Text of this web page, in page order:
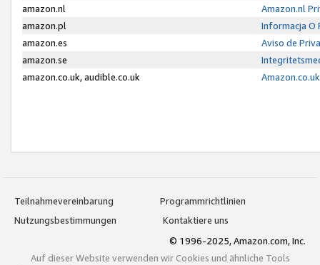
amazon.nl
Amazon.nl
amazon.pl
Informacja O
amazon.es
Aviso de
amazon.se
amazon.co.uk, audible.co.uk
Teilnahmevereinbarung
Programmrichtlinien
Nutzungsbestimmungen
Kontaktiere uns
© 1996-2025, Amazon.com, Inc.
Auf dieser Website verwenden wir Cookies und ähnliche Tools